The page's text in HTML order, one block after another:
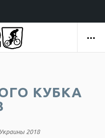
КУБКА
2018